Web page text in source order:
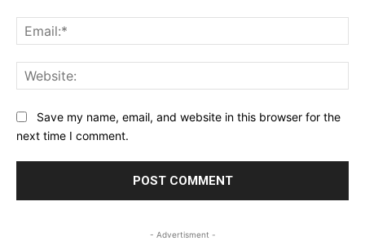
Save my name, email, and website in this browser for the
next time I comment.
- Advertisment -